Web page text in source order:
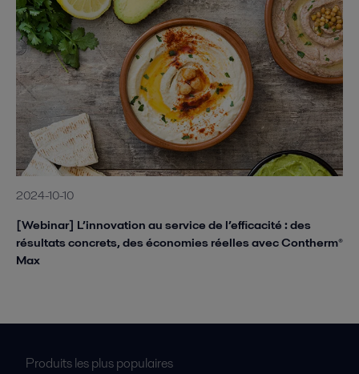
2024-10-10
[Webinar] L’innovation au service de l’efficacité : des
résultats concrets, des économies réelles avec Contherm®
Max
Produits les plus populaires